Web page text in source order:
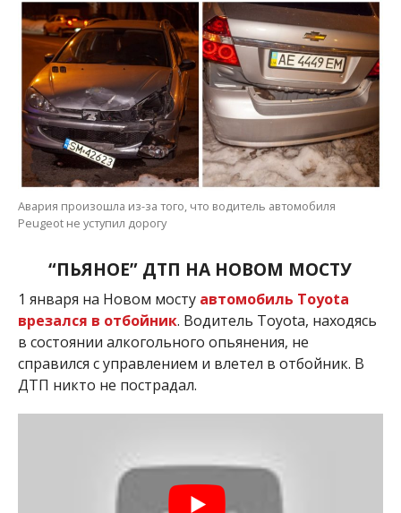
Авария произошла из-за того, что водитель автомобиля
Peugeot не уступил дорогу
“ПЬЯНОЕ” ДТП НА НОВОМ МОСТУ
1 января на Новом мосту автомобиль Toyota
врезался в отбойник. Водитель Toyota, находясь
в состоянии алкогольного опьянения, не
справился с управлением и влетел в отбойник. В
ДТП никто не пострадал.